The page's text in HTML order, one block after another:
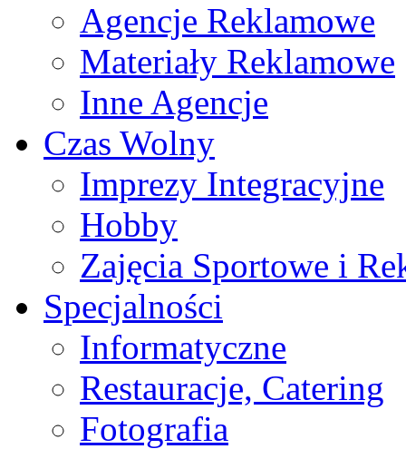
Agencje Reklamowe
Materiały Reklamowe
Inne Agencje
Czas Wolny
Imprezy Integracyjne
Hobby
Zajęcia Sportowe i
Specjalności
Informatyczne
Restauracje, Catering
Fotografia